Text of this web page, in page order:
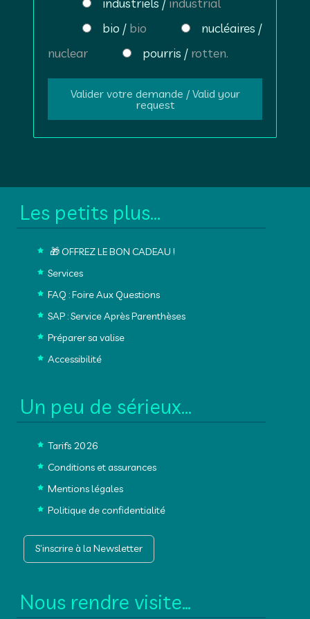
bio / bio
nucléaires /
nuclear
pourris / rotten.
Les petits plus...
🎁 OFFREZ LE BON CADEAU !
Services
FAQ : Foire Aux Questions
SAP : Service Après Parenthèses
Préparer sa valise
Accessibilité
Un peu de sérieux...
Tarifs 2026
Conditions et assurances
Mentions légales
Politique de confidentialité
S’inscrire à la Newsletter
Nous rendre visite…